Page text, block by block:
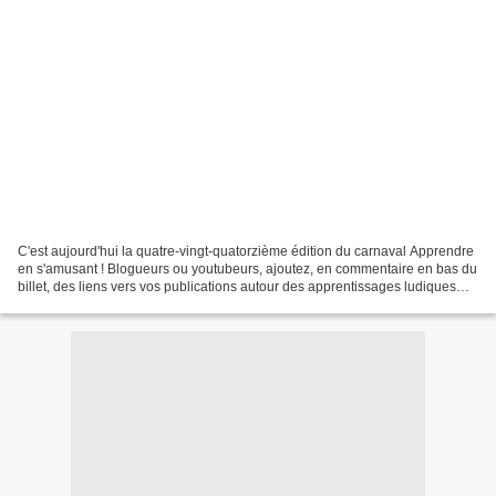
C'est aujourd'hui la quatre-vingt-quatorzième édition du carnaval Apprendre
en s'amusant ! Blogueurs ou youtubeurs, ajoutez, en commentaire en bas du
billet, des liens vers vos publications autour des apprentissages ludiques